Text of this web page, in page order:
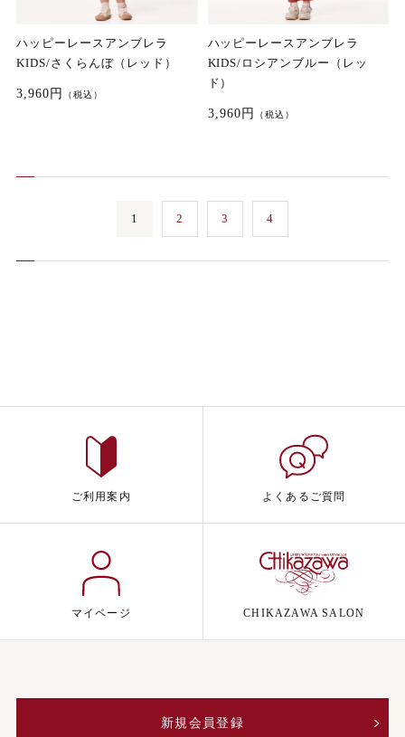
ハッピーレースアンブレラ
KIDS/さくらんぼ（レッド）
3,960円 （税込）
ハッピーレースアンブレラ
KIDS/ロシアンブルー（レッ
ド）
3,960円 （税込）
1 2 3 4
ご利用案内 よくあるご質問
マイページ CHIKAZAWA SALON
新規会員登録